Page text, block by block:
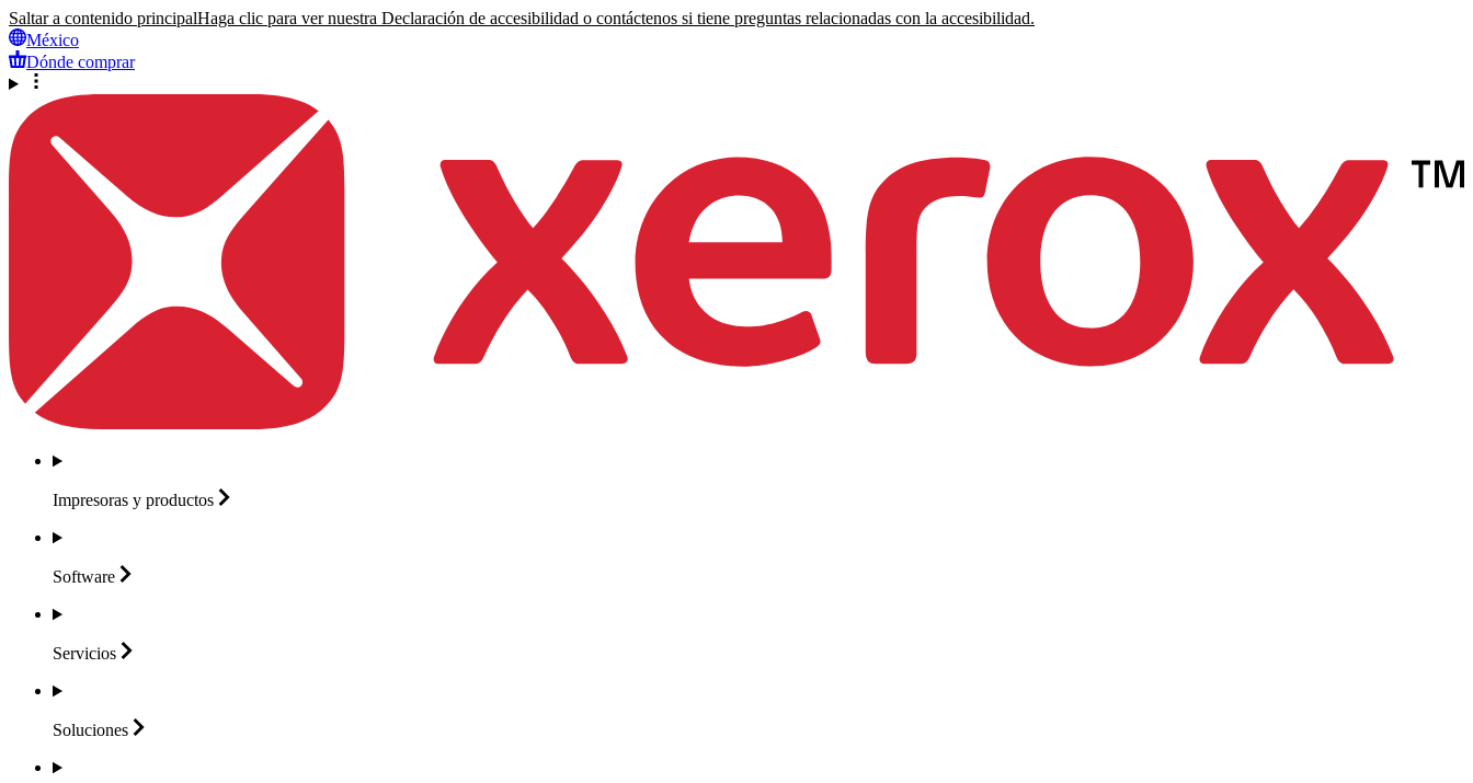
Saltar a contenido principalHaga clic para ver nuestra Declaración de accesibilidad o contáctenos si tiene preguntas relacionadas con la accesibilidad.
México
Dónde comprar
Impresoras y productos
Software
Servicios
Soluciones